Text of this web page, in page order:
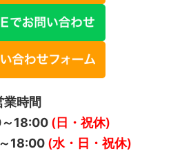
業時間
18:00(日・祝休)
18:00 (水・日・祝休)